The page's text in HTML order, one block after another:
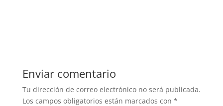
Enviar comentario
Tu dirección de correo electrónico no será publicada.
Los campos obligatorios están marcados con *